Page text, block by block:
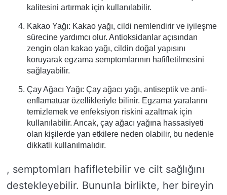
kalitesini artırmak için kullanılabilir.
Kakao Yağı: Kakao yağı, cildi nemlendirir ve iyileşme
sürecine yardımcı olur. Antioksidanlar açısından
zengin olan kakao yağı, cildin doğal yapısını
koruyarak egzama semptomlarının hafifletilmesini
sağlayabilir.
Çay Ağacı Yağı: Çay ağacı yağı, antiseptik ve anti-
enflamatuar özellikleriyle bilinir. Egzama yaralarını
temizlemek ve enfeksiyon riskini azaltmak için
kullanılabilir. Ancak, çay ağacı yağına hassasiyeti
olan kişilerde yan etkilere neden olabilir, bu nedenle
dikkatli kullanılmalıdır.
, semptomları hafifletebilir ve cilt sağlığını
destekleyebilir. Bununla birlikte, her bireyin